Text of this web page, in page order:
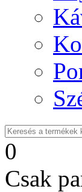
0
Csak